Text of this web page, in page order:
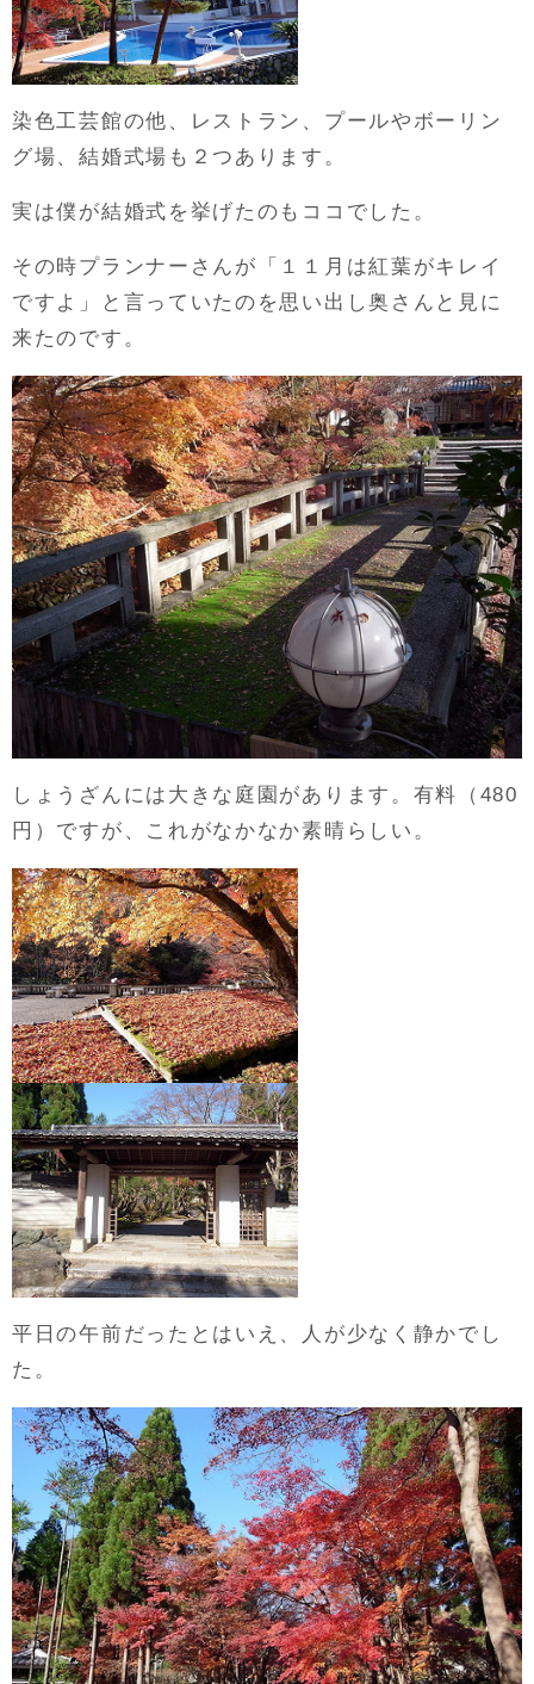
染色工芸館の他、レストラン、プールやボーリン
グ場、結婚式場も２つあります。
実は僕が結婚式を挙げたのもココでした。
その時プランナーさんが「１１月は紅葉がキレイ
ですよ」と言っていたのを思い出し奥さんと見に
来たのです。
しょうざんには大きな庭園があります。有料（480
円）ですが、これがなかなか素晴らしい。
平日の午前だったとはいえ、人が少なく静かでし
た。